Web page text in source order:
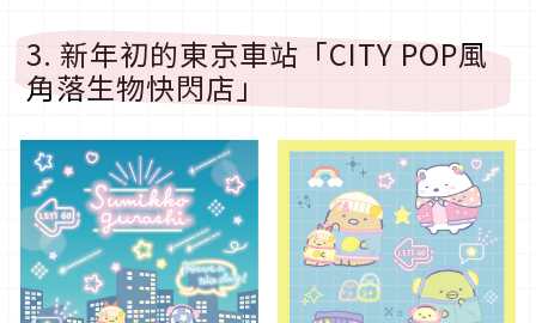
3. 新年初的東京車站「CITY POP風
角落生物快閃店」